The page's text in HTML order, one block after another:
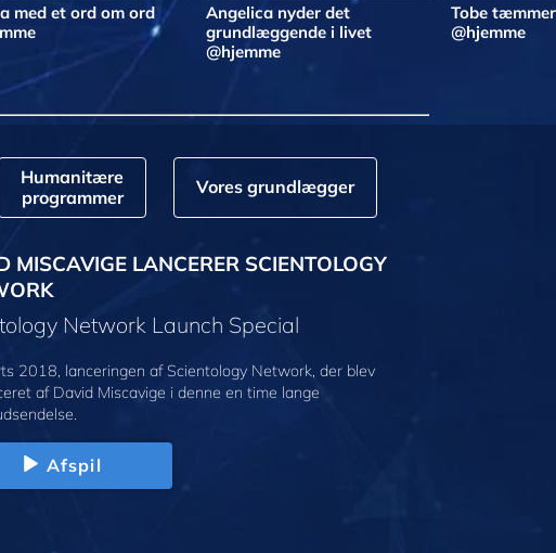
med et ord om ord
Angelica nyder det
grundlæggende i livet
@hjemme
Tobe
@hjemme
Humanitære
programmer
Vores grundlægger
MISCAVIGE LANCERER SCIENTOLOGY
Network Launch Special
2018, lanceringen af Scientology Network, der blev
af David Miscavige i denne en time lange
Afspil